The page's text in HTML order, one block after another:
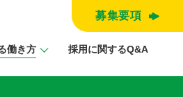
募集要項
働き⽅ 採⽤に関するQ&A